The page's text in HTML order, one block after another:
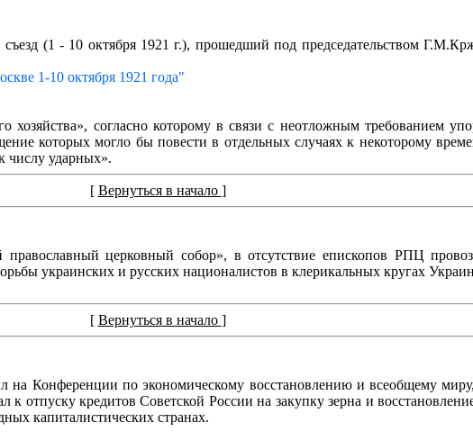
(1 - 10 октября 1921 г.), прошедший под председательством
1-10 октября 1921 года"
согласно которому в связи с неотложным требованием
которых могло бы повести в отдельных случаях к некоторому
числу ударных».
[ Вернуться в начало ]
церковный собор», в отсутствие епископов РПЦ
украинских и русских националистов в клерикальных кругах
[ Вернуться в начало ]
Конференции по экономическому восстановлению и всеобщему
кредитов Советской России на закупку зерна и
капиталистических странах.